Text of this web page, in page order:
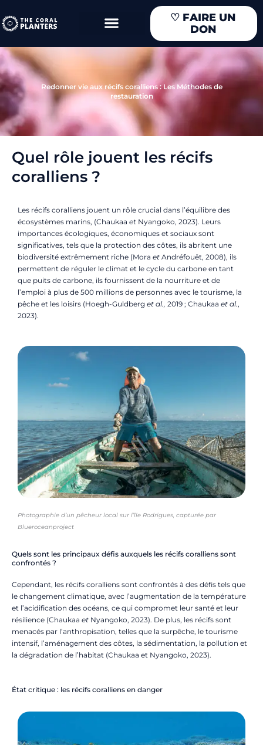
au
contenu
♡ FAIRE UN
DON
Redonner vie aux récifs coralliens : Les Méthodes de
restauration
Quel rôle jouent les récifs
coralliens ?
Les récifs coralliens jouent un rôle crucial dans l’équilibre des
écosystèmes marins, (Chaukaa et Nyangoko, 2023). Leurs
importances écologiques, économiques et sociaux sont
significatives, tels que la protection des côtes, ils abritent une
biodiversité extrêmement riche (Mora et Andréfouët, 2008), ils
permettent de réguler le climat et le cycle du carbone en tant
que puits de carbone, ils fournissent de la nourriture et de
l’emploi à plus de 500 millions de personnes avec le tourisme, la
pêche et les loisirs (Hoegh-Guldberg et al., 2019 ; Chaukaa et al.,
2023).
Photographie d’un pêcheur local sur l’île Rodrigues, capturée par
Blueroceanproject
Quels sont les principaux défis auxquels les récifs coralliens sont
confrontés ?
Cependant, les récifs coralliens sont confrontés à des défis tels que
le changement climatique, avec l’augmentation de la température
et l’acidification des océans, ce qui compromet leur santé et leur
résilience (Chaukaa et Nyangoko, 2023). De plus, les récifs sont
menacés par l’anthropisation, telles que la surpêche, le tourisme
intensif, l’aménagement des côtes, la sédimentation, la pollution et
la dégradation de l’habitat (Chaukaa et Nyangoko, 2023).
État critique : les récifs coralliens en danger